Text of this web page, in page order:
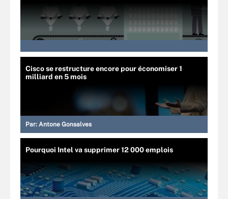
Cisco se restructure encore pour économiser 1
milliard en 5 mois
Par: Antone Gonsalves
Pourquoi Intel va supprimer 12 000 emplois